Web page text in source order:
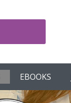
EBOOKS